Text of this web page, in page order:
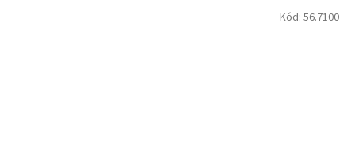
Kód: 56.7100